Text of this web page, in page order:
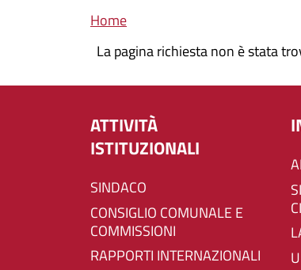
Briciole di pane
Home
La pagina richiesta non è stata
ATTIVITÀ
ISTITUZIONALI
SINDACO
CONSIGLIO COMUNALE E
COMMISSIONI
RAPPORTI INTERNAZIONALI
SICUREZZA E PROTEZIONE